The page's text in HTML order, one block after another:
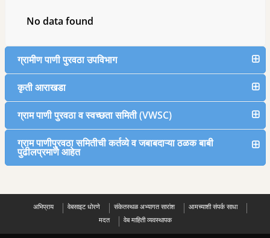
No data found
ग्रामीण पाणी पुरवठा उपविभाग
कृती आराखडा
ग्राम पाणी पुरवठा व स्वच्छता समिती (VWSC)
ग्राम पाणीपुरवठा समितीची कर्तव्ये व जबाबदाऱ्या ठळक बाबी
पुढीलप्रमाणे आहेत
अभिप्राय वेबसाइट धोरणे संकेतस्थळ अभ्यागत सारांश
आमच्याशी संपर्क साधा
मदत
वेब माहिती व्यवस्थापक